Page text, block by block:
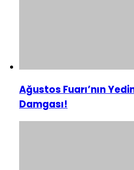
Ağustos Fuarı’nın
Damgası!